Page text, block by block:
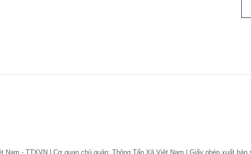
- TTXVN | Cơ quan chủ quản: Thông Tấn Xã Việt Nam | Giấy phép xuất